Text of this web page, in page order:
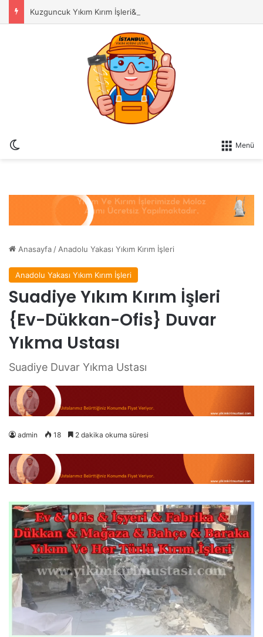
Kuzguncuk Yıkım Kırım İşleri& Duvar Yıkma Ustası
Menü
Anasayfa / Anadolu Yakası Yıkım Kırım İşleri
Anadolu Yakası Yıkım Kırım İşleri
Suadiye Yıkım Kırım İşleri
{Ev-Dükkan-Ofis} Duvar
Yıkma Ustası
Suadiye Duvar Yıkma Ustası
admin 18 2 dakika okuma süresi